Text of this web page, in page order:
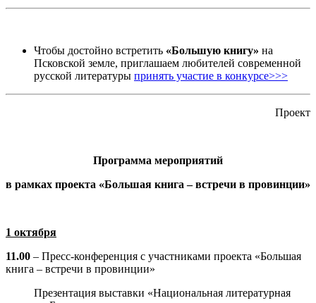
Чтобы достойно встретить «Большую книгу» на
Псковской земле, приглашаем любителей современной
русской литературы принять участие в конкурсе>>>
Проект
Программа мероприятий
в рамках проекта «Большая книга – встречи в провинции»
1 октября
11.00 – Пресс-конференция с участниками проекта «Большая
книга – встречи в провинции»
Презентация выставки «Национальная литературная